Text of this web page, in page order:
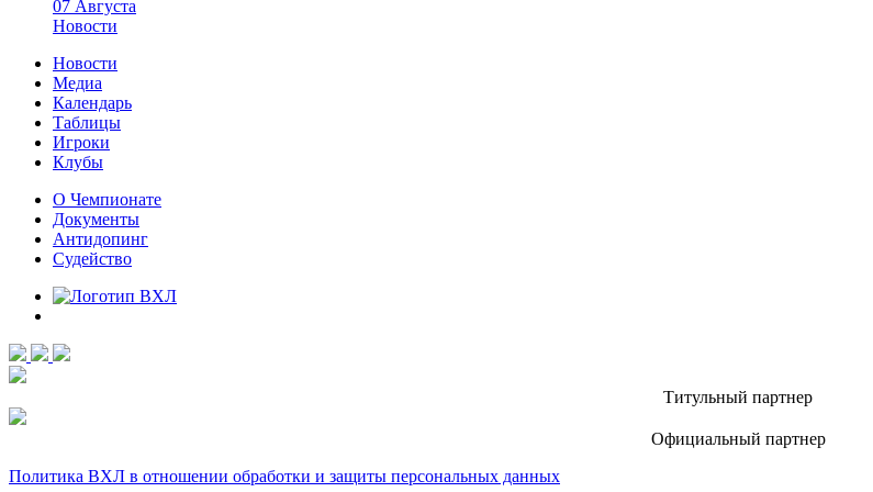
07 Августа
Новости
Новости
Медиа
Календарь
Таблицы
Игроки
Клубы
О Чемпионате
Документы
Антидопинг
Судейство
Титульный партнер
Официальный партнер
Политика ВХЛ в отношении обработки и защиты персональных данных